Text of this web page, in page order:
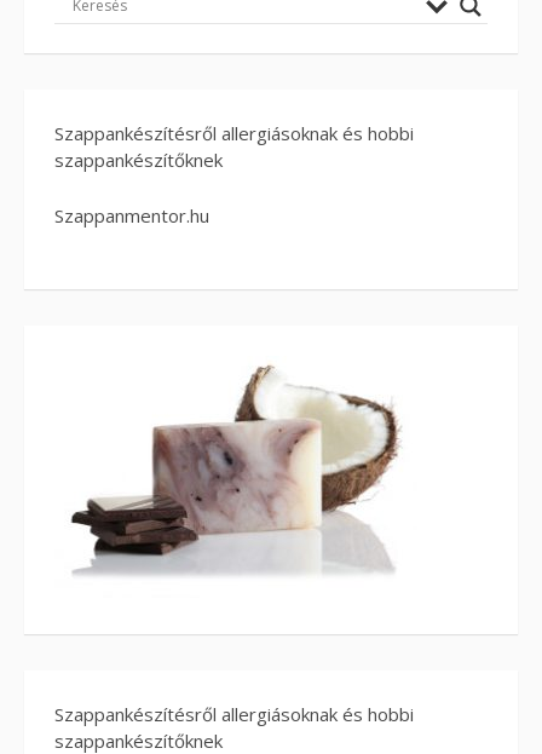
Szappankészítésről allergiásoknak és hobbi
szappankészítőknek
Szappanmentor.hu
Szappankészítésről allergiásoknak és hobbi
szappankészítőknek